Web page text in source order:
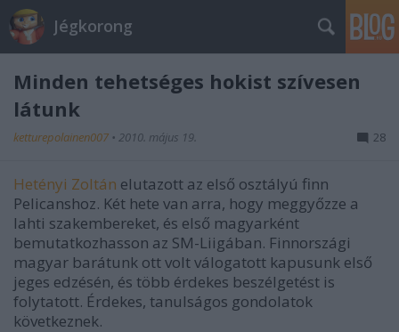
Jégkorong
Minden tehetséges hokist szívesen
látunk
ketturepolainen007 • 2010. május 19. 28
Hetényi Zoltán elutazott az első osztályú finn
Pelicanshoz. Két hete van arra, hogy meggyőzze a
lahti szakembereket, és első magyarként
bemutatkozhasson az SM-Liigában. Finnországi
magyar barátunk ott volt válogatott kapusunk első
jeges edzésén, és több érdekes beszélgetést is
folytatott. Érdekes, tanulságos gondolatok
következnek.